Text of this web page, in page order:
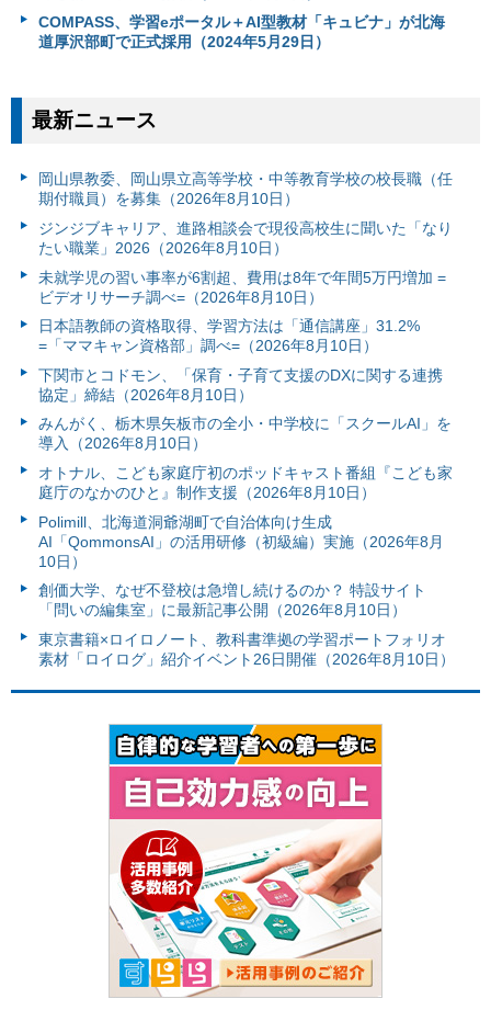
COMPASS、学習eポータル＋AI型教材「キュビナ」が北海
道厚沢部町で正式採用（2024年5月29日）
最新ニュース
岡山県教委、岡山県立高等学校・中等教育学校の校長職（任
期付職員）を募集（2026年8月10日）
ジンジブキャリア、進路相談会で現役高校生に聞いた「なり
たい職業」2026（2026年8月10日）
未就学児の習い事率が6割超、費用は8年で年間5万円増加 =
ビデオリサーチ調べ=（2026年8月10日）
日本語教師の資格取得、学習方法は「通信講座」31.2%
=「ママキャン資格部」調べ=（2026年8月10日）
下関市とコドモン、「保育・子育て支援のDXに関する連携
協定」締結（2026年8月10日）
みんがく、栃木県矢板市の全小・中学校に「スクールAI」を
導入（2026年8月10日）
オトナル、こども家庭庁初のポッドキャスト番組『こども家
庭庁のなかのひと』制作支援（2026年8月10日）
Polimill、北海道洞爺湖町で自治体向け生成
AI「QommonsAI」の活用研修（初級編）実施（2026年8月
10日）
創価大学、なぜ不登校は急増し続けるのか？ 特設サイト
「問いの編集室」に最新記事公開（2026年8月10日）
東京書籍×ロイロノート、教科書準拠の学習ポートフォリオ
素材「ロイログ」紹介イベント26日開催（2026年8月10日）